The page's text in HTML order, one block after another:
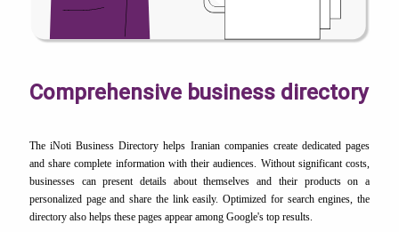
Comprehensive business directory
The iNoti Business Directory helps Iranian companies create dedicated pages
and share complete information with their audiences. Without significant costs,
businesses can present details about themselves and their products on a
personalized page and share the link easily. Optimized for search engines, the
directory also helps these pages appear among Google's top results.